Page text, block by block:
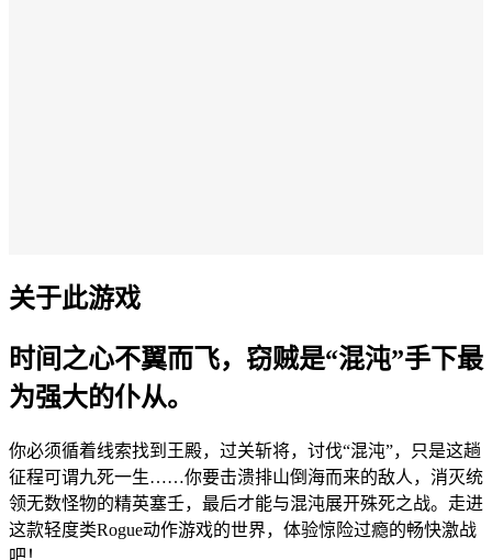
关于此游戏
时间之心不翼而飞，窃贼是“混沌”手下最
为强大的仆从。
你必须循着线索找到王殿，过关斩将，讨伐“混沌”，只是这趟
征程可谓九死一生……你要击溃排山倒海而来的敌人，消灭统
领无数怪物的精英塞壬，最后才能与混沌展开殊死之战。走进
这款轻度类Rogue动作游戏的世界，体验惊险过瘾的畅快激战
吧！